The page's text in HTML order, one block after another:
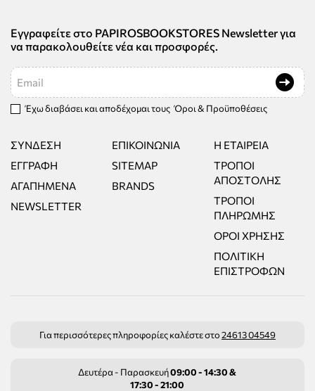
Εγγραφείτε στο PAPIROSBOOKSTORES Newsletter για
να παρακολουθείτε νέα και προσφορές.
Email
Έχω διαβάσει και αποδέχομαι τους Όροι & Προϋποθέσεις
ΣΎΝΔΕΣΗ
ΕΓΓΡΑΦΉ
ΑΓΑΠΗΜΈΝΑ
NEWSLETTER
ΕΠΙΚΟΙΝΩΝΊΑ
SITEMAP
BRANDS
Η ΕΤΑΙΡΕΊΑ
ΤΡΌΠΟΙ
ΑΠΟΣΤΟΛΉΣ
ΤΡΌΠΟΙ
ΠΛΗΡΩΜΉΣ
ΌΡΟΙ ΧΡΉΣΗΣ
ΠΟΛΙΤΙΚΉ
ΕΠΙΣΤΡΟΦΏΝ
Για περισσότερες πληροφορίες καλέστε στο24613 04549
Δευτέρα - Παρασκευή09:00 - 14:30 &
17:30 - 21:00